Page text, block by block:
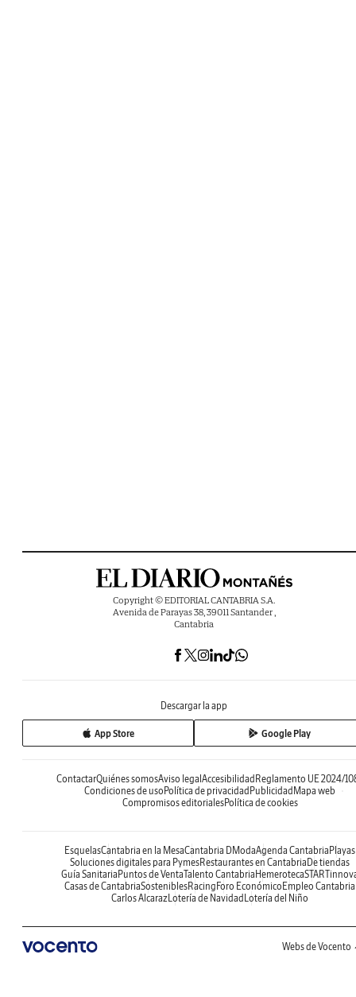
Copyright © EDITORIAL CANTABRIA S.A.
Avenida de Parayas 38, 39011 Santander ,
Cantabria
Descargar la app
App Store Google Play
ContactarQuiénes somosAviso legal Accesibilidad Reglamento UE 2024/
Condiciones de uso Política de privacidad Publicidad Mapa web
Compromisos editorialesPolítica de cookies
EsquelasCantabria en la MesaCantabria DModaAgenda Cantabria Playas
Soluciones digitales para PymesRestaurantes en Cantabria De tiendas
Guía Sanitaria Puntos de VentaTalento Cantabria Hemeroteca
Casas de CantabriaSosteniblesRacing Foro Económico Empleo Cantabria
Carlos AlcarazLotería de Navidad Lotería del Niño
Webs de Vocento